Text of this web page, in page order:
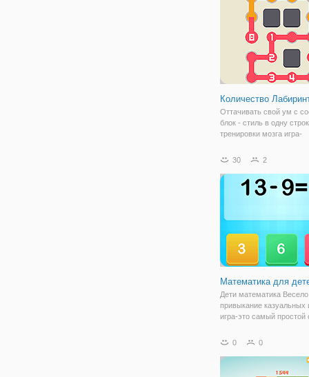
Количество
Оттачивать свой ум с
блок - стиль в одну
тренировки мозга игра-
предельно просты.
только одну строку и
цифры в лабиринт.
30 2
Математика для
Дети математика
привыкание казуальных
игра-это самый простой
Наслаждайтесь миром
удовольствием.
0 0